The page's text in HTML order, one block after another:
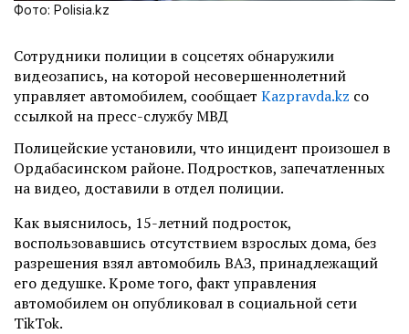
Фото: Polisia.kz
Сотрудники полиции в соцсетях обнаружили
видеозапись, на которой несовершеннолетний
управляет автомобилем, сообщает Kazpravda.kz со
ссылкой на пресс-службу МВД
Полицейские установили, что инцидент произошел в
Ордабасинском районе. Подростков, запечатленных
на видео, доставили в отдел полиции.
Как выяснилось, 15-летний подросток,
воспользовавшись отсутствием взрослых дома, без
разрешения взял автомобиль ВАЗ, принадлежащий
его дедушке. Кроме того, факт управления
автомобилем он опубликовал в социальной сети
TikTok.